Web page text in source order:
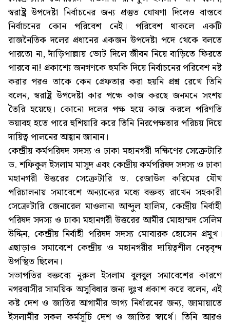
স্বরাষ্ট্র উপদেষ্টা নির্বাচনের জন্য প্রস্তুত ঘোষণা দিলেও বাস্তবে
নির্বাচনের কোন পরিবেশ নেই। পরিবেশ থাকলে একটি
রাজনৈতিক দলের প্রধানের একজন উপদেষ্টা পদে থেকে বলতে
পারতো না, দাঁড়িপাল্লায় ভোট দিলে জীবন নিয়ে বাড়িতে ফিরতে
পারবে না! প্রকাশ্যে জনগণকে হুমকি দিয়ে নির্বাচনের পরিবেশ নষ্ট
করার পরও তাকে কেন গ্রেফতার করা হয়নি প্রশ্ন রেখে তিনি
বলেন, স্বরাষ্ট্র উপদেষ্টা কার পক্ষে কাজ করছে জনমনে সংশয়
তৈরি হয়েছে। কোনো দলের পক্ষ হয়ে কাজ করলে পরিণতি
ভয়াবহ হতে পারে হুশিয়ারি করে তিনি নিরপেক্ষতার পরিচয় দিয়ে
দায়িত্ব পালনের আহ্বান জানান।
কেন্দ্রীয় কর্মপরিষদ সদস্য ও ঢাকা মহানগরী দক্ষিণের সেক্রেটারি
ড. শফিকুল ইসলাম মাসুদ এবং কেন্দ্রীয় কর্মপরিষদ সদস্য ও ঢাকা
মহানগরী উত্তরের সেক্রেটারি ড. রেজাউল করিমের যৌথ
পরিচালনায় সমাবেশে অন্যান্যের মধ্যে বক্তব্য রাখেন সহকারী
সেক্রেটারি জেনারেল মাওলানা আব্দুল হালিম, কেন্দ্রীয় নির্বাহী
পরিষদ সদস্য ও ঢাকা মহানগরী উত্তরের আমীর মোহাম্মদ সেলিম
উদ্দিন, কেন্দ্রীয় নির্বাহী পরিষদ সদস্য মোবারক হোসেন প্রমুখ।
এছাড়াও সমাবেশে কেন্দ্রীয় ও মহানগরীর দায়িত্বশীল নেতৃবৃন্দ
উপস্থিত ছিলেন।
সভাপতির বক্তব্যে নূরুল ইসলাম বুলবুল সমাবেশের কারণে
নগরবাসীর সাময়িক অসুবিধার জন্য দুঃখ প্রকাশ করে বলেন, এই
কষ্ট দেশ ও জাতির আগামীর ভাগ্য নির্ধারনের জন্য, জামায়াতে
ইসলামীর সকল কর্মসূচি দেশ ও জাতির স্বার্থে। তিনি আরও